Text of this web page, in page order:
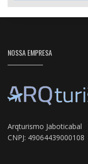
NOSSA EMPRESA
Arqturismo Jaboticabal
CNPJ: 49064439000108